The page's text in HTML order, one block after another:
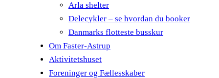
Arla shelter
Delecykler – se hvordan du booker
Danmarks flotteste busskur
Om Faster-Astrup
Aktivitetshuset
Foreninger og Fællesskaber